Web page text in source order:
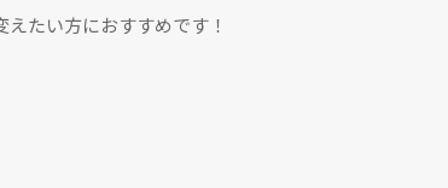
たい方におすすめです！